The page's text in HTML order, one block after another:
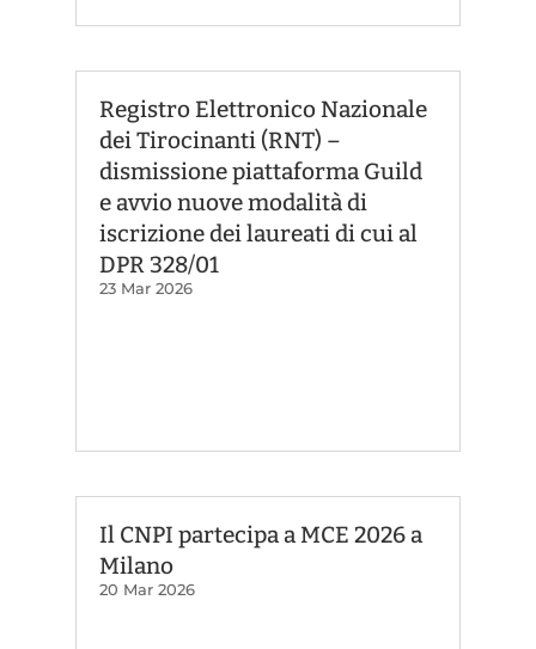
Registro Elettronico Nazionale
dei Tirocinanti (RNT) –
dismissione piattaforma Guild
e avvio nuove modalità di
iscrizione dei laureati di cui al
DPR 328/01
23 Mar 2026
Il CNPI partecipa a MCE 2026 a
Milano
20 Mar 2026